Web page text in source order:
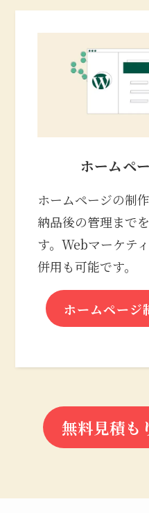
ホームペ
ホームページの制
納品後の管理まで
す。Webマーケテ
併用も可能です。
ホームページ
無料見積も